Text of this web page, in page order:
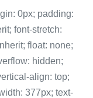
0px; padding:
font-stretch:
float: none;
hidden;
align: top;
377px; text-